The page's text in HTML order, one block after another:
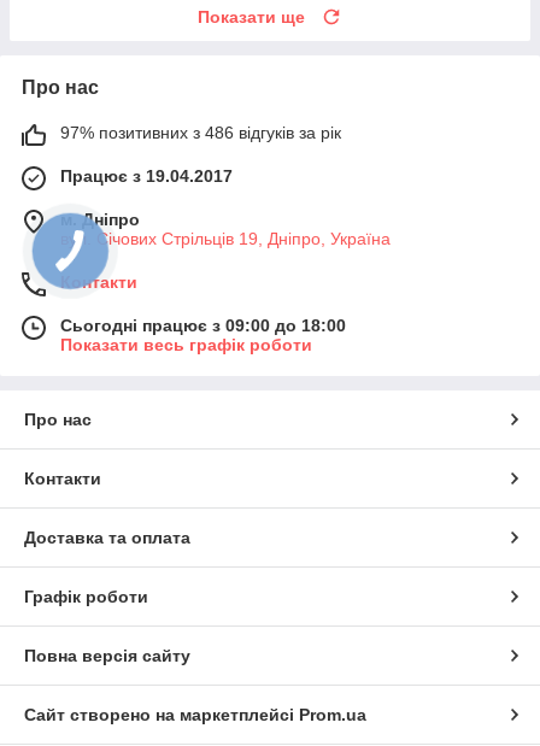
Показати ще
Про нас
97% позитивних з 486 відгуків за рік
Працює з 19.04.2017
м. Дніпро
вул. Січових Стрільців 19, Дніпро, Україна
Контакти
Сьогодні працює з 09:00 до 18:00
Показати весь графік роботи
Про нас
Контакти
Доставка та оплата
Графік роботи
Повна версія сайту
Сайт створено на маркетплейсі Prom.ua